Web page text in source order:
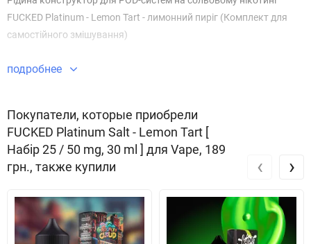
FUCKED Platinum - Lemon Tart - лимонний пиріг (Комплект для
самостійного змішування)
подробнее
Покупатели, которые приобрели
FUCKED Platinum Salt - Lemon Tart [
Набір 25 / 50 mg, 30 ml ] для Vape, 189
грн., также купили
‹ ›